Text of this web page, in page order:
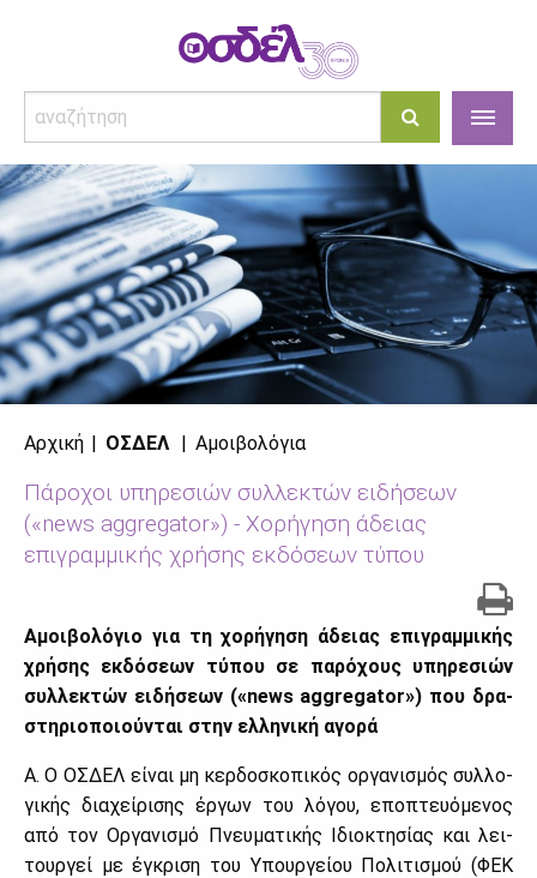
Αρχική ΟΣΔΕΛ Αμοιβολόγια
Πάροχοι υπηρεσιών συλλεκτών ειδήσεων
(«news aggregator») - Χορήγηση άδειας
επιγραμμικής χρήσης εκδόσεων τύπου
Αμοι­βο­λό­γιο για τη χο­ρή­γη­ση άδειας επι­γραμ­μι­κής
χρή­σης εκ­δό­σε­ων τύ­που σε πα­ρό­χους υπη­ρε­σιών
συλ­λε­κτών ει­δή­σε­ων («news aggregator») που δρα­
στη­ριο­ποιού­νται στην ελ­λη­νι­κή αγο­ρά
Α. Ο ΟΣ­ΔΕΛ εί­ναι μη κερ­δο­σκο­πι­κός ορ­γα­νι­σμός συλ­λο­
γι­κής δια­χεί­ρι­σης έρ­γων του λό­γου, επο­πτευό­με­νος
από τον Ορ­γα­νι­σμό Πνευ­μα­τι­κής Ιδιο­κτη­σί­ας και λει­
τουρ­γεί με έγκρι­ση του Υπουρ­γεί­ου Πο­λι­τι­σμού (ΦΕΚ